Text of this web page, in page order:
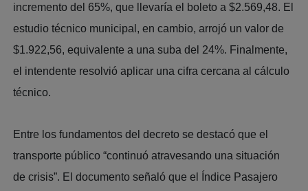
incremento del 65%, que llevaría el boleto a $2.569,48. El
estudio técnico municipal, en cambio, arrojó un valor de
$1.922,56, equivalente a una suba del 24%. Finalmente,
el intendente resolvió aplicar una cifra cercana al cálculo
técnico.
Entre los fundamentos del decreto se destacó que el
transporte público “continuó atravesando una situación
de crisis”. El documento señaló que el Índice Pasajero